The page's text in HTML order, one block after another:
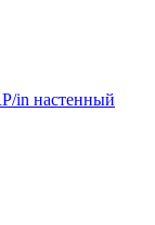
in настенный